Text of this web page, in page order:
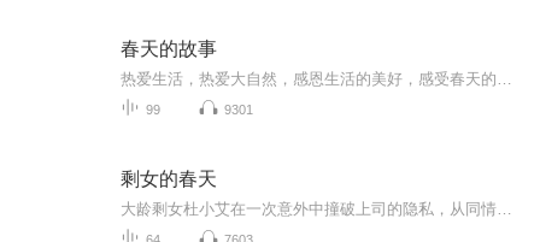
春天的故事
99 9301
剩女的春天